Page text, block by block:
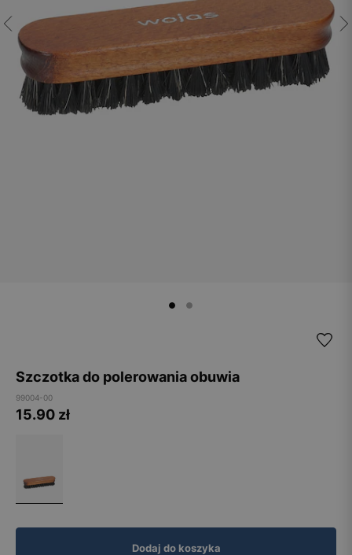
Szczotka do polerowania obuwia
99004-00
15.90 zł
Dodaj do koszyka